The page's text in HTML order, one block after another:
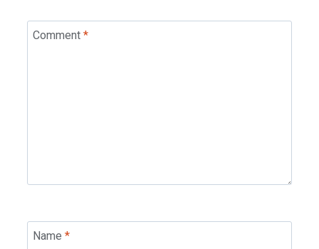
Comment *
Name *